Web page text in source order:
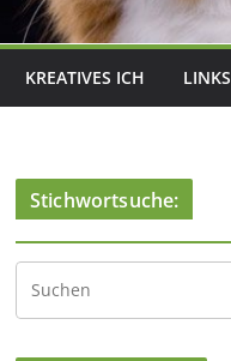
KREATIVES ICH LINKS
Stichwortsuche: